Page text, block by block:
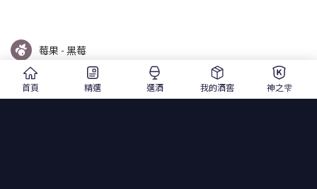
莓果 - 黑莓
橡木桶 - 法國杉木
首頁 精選 選酒 我的酒窖 神之雫